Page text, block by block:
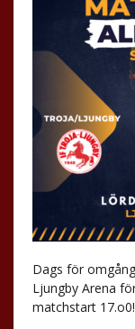
Dags för
Ljungby Arena
matchstart 17.o0!